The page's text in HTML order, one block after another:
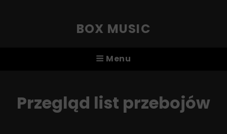
BOX MUSIC
Menu
Przegląd list przebojów